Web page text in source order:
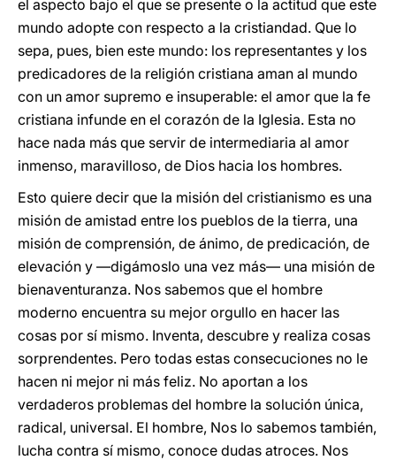
el aspecto bajo el que se presente o la actitud que este
mundo adopte con respecto a la cristiandad. Que lo
sepa, pues, bien este mundo: los representantes y los
predicadores de la religión cristiana aman al mundo
con un amor supremo e insuperable: el amor que la fe
cristiana infunde en el corazón de la Iglesia. Esta no
hace nada más que servir de intermediaria al amor
inmenso, maravilloso, de Dios hacia los hombres.
Esto quiere decir que la misión del cristianismo es una
misión de amistad entre los pueblos de la tierra, una
misión de comprensión, de ánimo, de predicación, de
elevación y —digámoslo una vez más— una misión de
bienaventuranza. Nos sabemos que el hombre
moderno encuentra su mejor orgullo en hacer las
cosas por sí mismo. Inventa, descubre y realiza cosas
sorprendentes. Pero todas estas consecuciones no le
hacen ni mejor ni más feliz. No aportan a los
verdaderos problemas del hombre la solución única,
radical, universal. El hombre, Nos lo sabemos también,
lucha contra sí mismo, conoce dudas atroces. Nos